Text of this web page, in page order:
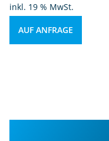
inkl. 19 % MwSt.
AUF ANFRAGE